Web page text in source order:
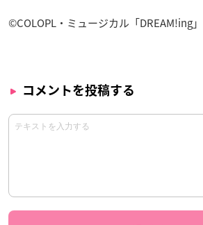
©COLOPL・ミュージカル「DREAM!ing
コメントを投稿する